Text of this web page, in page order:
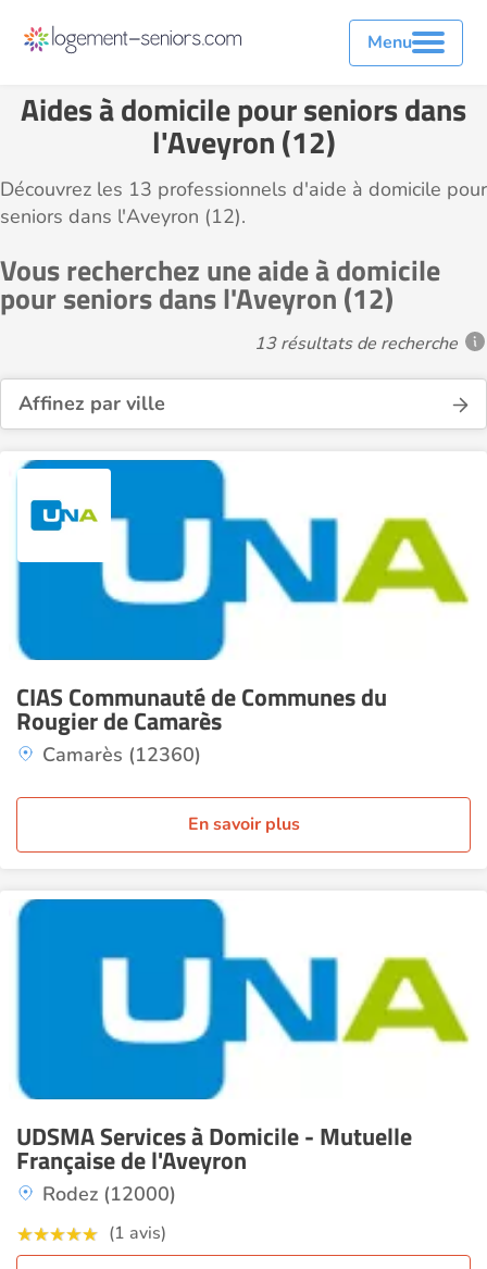
Menu
Aides à domicile pour seniors dans
l'Aveyron (12)
Découvrez les 13 professionnels d'aide à domicile pour
seniors dans l'Aveyron (12).
Vous recherchez une aide à domicile
pour seniors dans l'Aveyron (12)
13 résultats de recherche
Affinez par ville
CIAS Communauté de Communes du
Rougier de Camarès
Camarès (12360)
En savoir plus
UDSMA Services à Domicile - Mutuelle
Française de l'Aveyron
Rodez (12000)
(1 avis)